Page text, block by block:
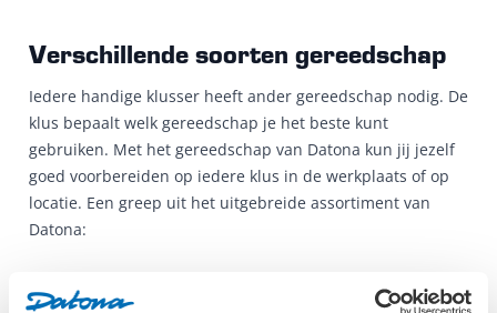
Verschillende soorten gereedschap
Iedere handige klusser heeft ander gereedschap nodig. De
klus bepaalt welk gereedschap je het beste kunt
gebruiken. Met het gereedschap van Datona kun jij jezelf
goed voorbereiden op iedere klus in de werkplaats of op
locatie. Een greep uit het uitgebreide assortiment van
Datona: